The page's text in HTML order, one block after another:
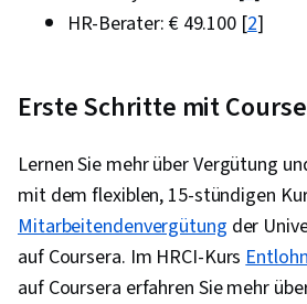
HR-Berater: € 49.100 [2]
Erste Schritte mit
Lernen Sie mehr über Vergütung
mit dem flexiblen, 15-stündigen
Mitarbeitendenvergütung der
auf Coursera. Im HRCI-Kurs
auf Coursera erfahren Sie mehr